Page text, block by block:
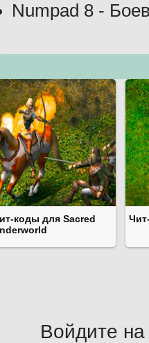
Numpad 8 -
коды для Sacred
Войдите на